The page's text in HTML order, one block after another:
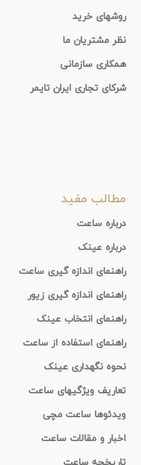
روشهای خرید
نظر مشتریان ما
همکاری سازمانی
شرکای تجاری ایران تایمر
مطالب مفید
درباره ساعت
درباره عینک
راهنمای اندازه گیری ساعت
راهنمای اندازه گیری زیور
راهنمای انتخاب عینک
راهنمای استفاده از ساعت
نحوه نگهداری عینک
تعاریف ویژگیهای ساعت
ویدئوها ساعت مچی
اخبار و مقالات ساعت